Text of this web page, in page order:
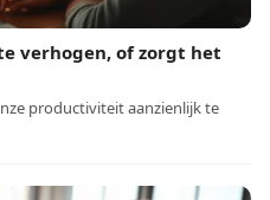
verhogen, of zorgt het
productiviteit aanzienlijk te